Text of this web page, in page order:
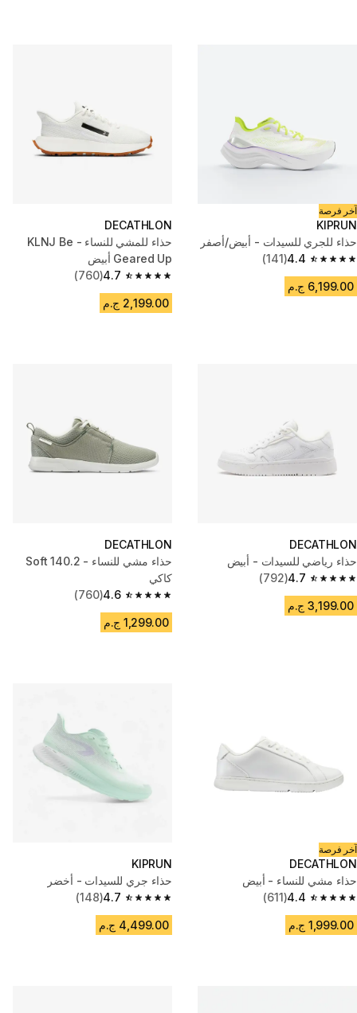
آخر فرصة
KIPRUN
حذاء للجري للسيدات - أبيض/أصفر
4.4
4.4 out of 5 stars from 141 reviews
(141)
6,199.00 ج.م
DECATHLON
حذاء للمشي للنساء - KLNJ Be
Geared Up أبيض
4.7
4.7 out of 5 stars from 760 reviews
(760)
2,199.00 ج.م
DECATHLON
حذاء رياضي للسيدات - أبيض
4.7
4.7 out of 5 stars from 792 reviews
(792)
3,199.00 ج.م
DECATHLON
حذاء مشي للنساء - Soft 140.2
كاكي
4.6
4.6 out of 5 stars from 760 reviews
(760)
1,299.00 ج.م
آخر فرصة
DECATHLON
حذاء مشي للنساء - أبيض
4.4
4.4 out of 5 stars from 611 reviews
(611)
1,999.00 ج.م
KIPRUN
حذاء جري للسيدات - أخضر
4.7
4.7 out of 5 stars from 148 reviews
(148)
4,499.00 ج.م